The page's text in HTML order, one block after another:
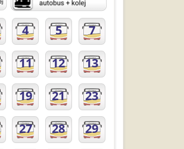
4 5 7
11 12 13
19 21 23
27 28 29